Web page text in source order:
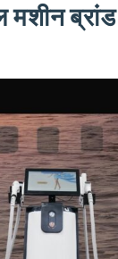
मशीन ब्रांड